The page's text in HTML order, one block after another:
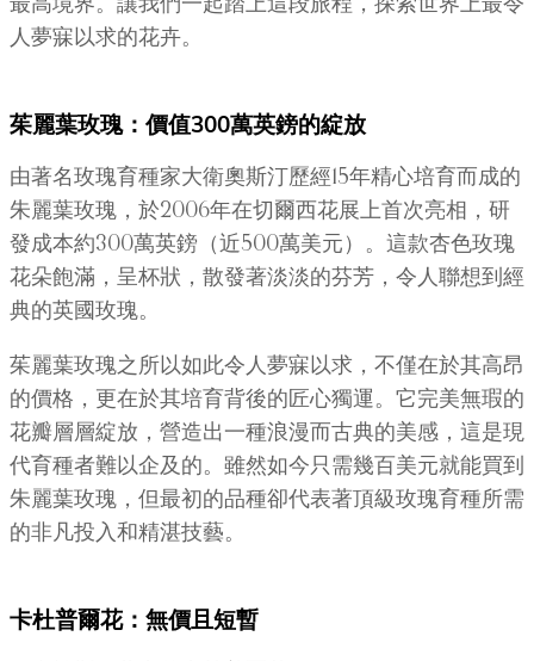
最高境界。讓我們一起踏上這段旅程，探索世界上最令
人夢寐以求的花卉。
茱麗葉玫瑰：價值300萬英鎊的綻放
由著名玫瑰育種家大衛奧斯汀歷經15年精心培育而成的
朱麗葉玫瑰，於2006年在切爾西花展上首次亮相，研
發成本約300萬英鎊（近500萬美元）。這款杏色玫瑰
花朵飽滿，呈杯狀，散發著淡淡的芬芳，令人聯想到經
典的英國玫瑰。
茱麗葉玫瑰之所以如此令人夢寐以求，不僅在於其高昂
的價格，更在於其培育背後的匠心獨運。它完美無瑕的
花瓣層層綻放，營造出一種浪漫而古典的美感，這是現
代育種者難以企及的。雖然如今只需幾百美元就能買到
朱麗葉玫瑰，但最初的品種卻代表著頂級玫瑰育種所需
的非凡投入和精湛技藝。
卡杜普爾花：無價且短暫